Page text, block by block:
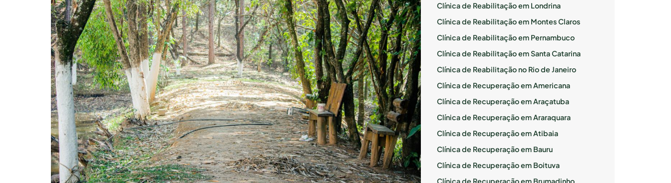
Clínica de Reabilitação em Londrina
Clínica de Reabilitação em Montes Claros
Clínica de Reabilitação em Pernambuco
Clínica de Reabilitação em Santa Catarina
Clínica de Reabilitação no Rio de Janeiro
Clínica de Recuperação em Americana
Clínica de Recuperação em Araçatuba
Clínica de Recuperação em Araraquara
Clínica de Recuperação em Atibaia
Clínica de Recuperação em Bauru
Clínica de Recuperação em Boituva
Clínica de Recuperação em Brumadinho